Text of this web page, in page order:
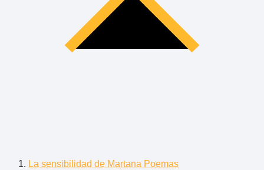
La sensibilidad de Martana Poemas